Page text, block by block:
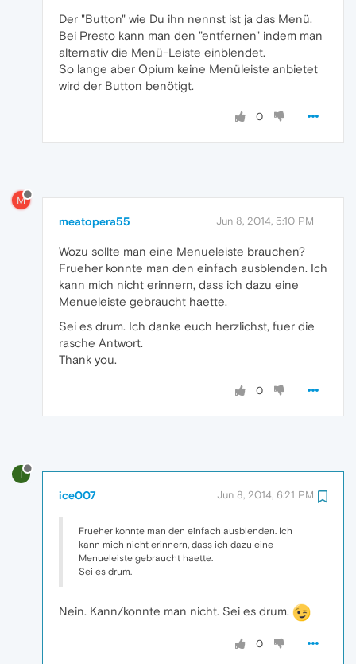
Der "Button" wie Du ihn nennst ist ja das Menü.
Bei Presto kann man den "entfernen" indem man
alternativ die Menü-Leiste einblendet.
So lange aber Opium keine Menüleiste anbietet
wird der Button benötigt.
0
M
meatopera55 Jun 8, 2014, 5:10 PM
Wozu sollte man eine Menueleiste brauchen?
Frueher konnte man den einfach ausblenden. Ich
kann mich nicht erinnern, dass ich dazu eine
Menueleiste gebraucht haette.
Sei es drum. Ich danke euch herzlichst, fuer die
rasche Antwort.
Thank you.
0
I
ice007 Jun 8, 2014, 6:21 PM
Frueher konnte man den einfach ausblenden. Ich
kann mich nicht erinnern, dass ich dazu eine
Menueleiste gebraucht haette.
Sei es drum.
Nein. Kann/konnte man nicht. Sei es drum.
0